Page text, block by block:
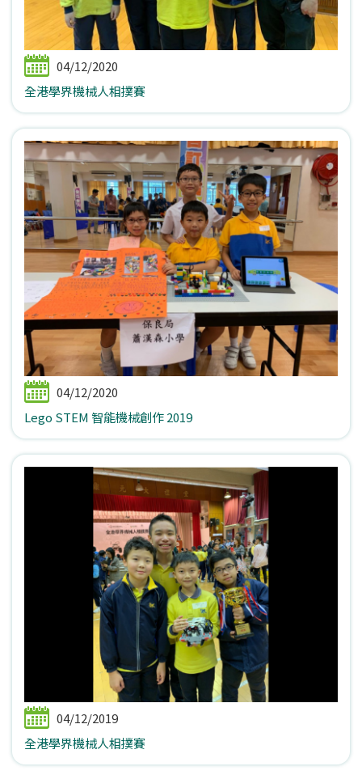
04/12/2020
全港學界機械人相撲賽
04/12/2020
Lego STEM 智能機械創作 2019
04/12/2019
全港學界機械人相撲賽